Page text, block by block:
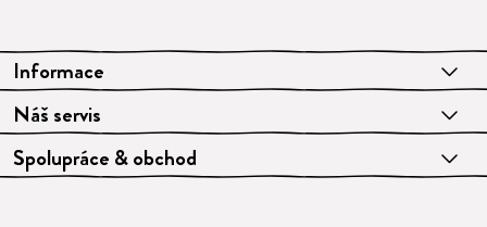
Informace
Náš servis
Spolupráce & obchod